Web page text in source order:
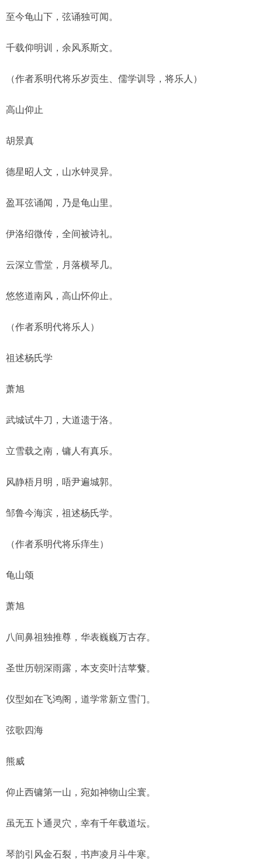
至今龟山下，弦诵独可闻。
千载仰明训，余风系斯文。
（作者系明代将乐岁贡生、儒学训导，将乐人）
高山仰止
胡景真
德星昭人文，山水钟灵异。
盈耳弦诵闻，乃是龟山里。
伊洛绍微传，全间被诗礼。
云深立雪堂，月落横琴几。
悠悠道南风，高山怀仰止。
（作者系明代将乐人）
祖述杨氏学
萧旭
武城试牛刀，大道遗于洛。
立雪载之南，镛人有真乐。
风静梧月明，唔尹遍城郭。
邹鲁今海滨，祖述杨氏学。
（作者系明代将乐痒生）
龟山颂
萧旭
八间鼻祖独推尊，华表巍巍万古存。
圣世历朝深雨露，本支奕叶洁苹蘩。
仪型如在飞鸿阁，道学常新立雪门。
弦歌四海
熊威
仰止西镛第一山，宛如神物山尘寰。
虽无五卜通灵穴，幸有千年载道坛。
琴韵引风金石裂，书声凌月斗牛寒。